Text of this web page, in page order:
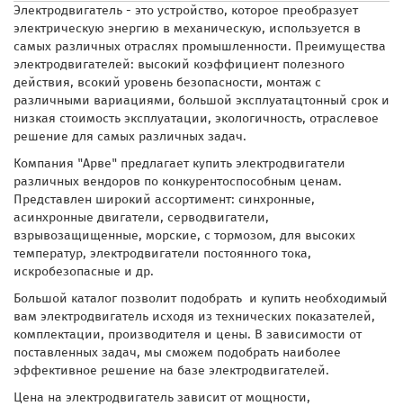
Электродвигатель - это устройство, которое преобразует
электрическую энергию в механическую, используется в
самых различных отраслях промышленности. Преимущества
электродвигателей: высокий коэффициент полезного
действия, всокий уровень безопасности, монтаж с
различными вариациями, большой эксплуатацтонный срок и
низкая стоимость эксплуатации, экологичность, отраслевое
решение для самых различных задач.
Компания "Арве" предлагает купить электродвигатели
различных вендоров по конкурентоспособным ценам.
Представлен широкий ассортимент: синхронные,
асинхронные двигатели, серводвигатели,
взрывозащищенные, морские, с тормозом, для высоких
температур, электродвигатели постоянного тока,
искробезопасные и др.
Большой каталог позволит подобрать и купить необходимый
вам электродвигатель исходя из технических показателей,
комплектации, производителя и цены. В зависимости от
поставленных задач, мы сможем подобрать наиболее
эффективное решение на базе электродвигателей.
Цена на электродвигатель зависит от мощности,